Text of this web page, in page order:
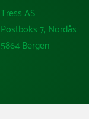
Tress AS
Postboks 7, Nordås
5864 Bergen